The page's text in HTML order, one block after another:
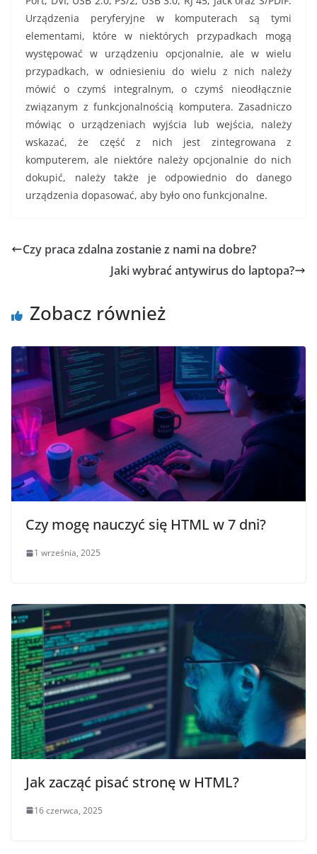
Urządzenia peryferyjne w komputerach są tymi
elementami, które w niektórych przypadkach mogą
występować w urządzeniu opcjonalnie, ale w wielu
przypadkach, w odniesieniu do wielu z nich należy
mówić o czymś integralnym, o czymś nieodłącznie
związanym z funkcjonalnością komputera. Zasadniczo
mówiąc o urządzeniach wyjścia lub wejścia, należy
wskazać, że część z nich jest zintegrowana z
komputerem, ale niektóre należy opcjonalnie do nich
dokupić, należy także je odpowiednio do danego
urządzenia dopasować, aby było ono funkcjonalne.
Czy praca zdalna zostanie z nami na dobre?
Jaki wybrać antywirus do laptopa?
Zobacz również
Czy mogę nauczyć się HTML w 7 dni?
1 września, 2025
Jak zacząć pisać stronę w HTML?
16 czerwca, 2025